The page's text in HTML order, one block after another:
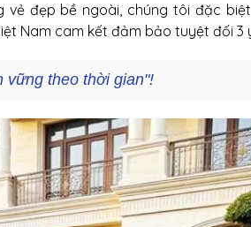
vẻ đẹp bề ngoài, chúng tôi đặc
Nam cam kết đảm bảo tuyệt đối 3
vững theo thời gian"!